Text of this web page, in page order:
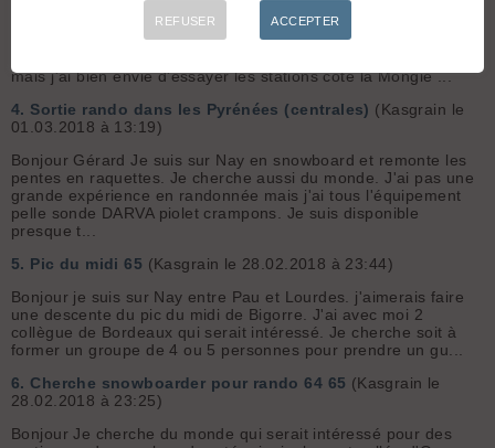
Bonjour, Je suis sur Nay, entre Pau et Nay. je sort en
snowboard porté en rando. Je débute mais j'ai des topo vallée
mais j'ai bien envie d'essayer les stations côté la Mongie ...
4. Sortie rando dans les Pyrénées (centrales) (Kasgrain le
01.03.2018 à 13:19)
Bonjour Gérard Je suis sur Nay en snowboard et remonte les
pentes en raquettes. Je cherche aussi du monde. J'ai pas une
grande expérience en randonnée mais j'ai tous l'équipement
pelle sonde DARVA piolet crampons. Je suis disponible
presque t...
5. Pic du midi 65 (Kasgrain le 28.02.2018 à 23:44)
Bonjour je suis sur Nay entre Pau et Lourdes. j'aimerais faire
une descente du pic du midi de Bigorre. J'ai avec moi 2
collègue de Bordeaux qui serait intéressé. Je cherche soit à
former un groupe de 4 ou 5 personnes pour prendre un gu...
6. Cherche snowboarder pour rando 64 65 (Kasgrain le
28.02.2018 à 23:25)
Bonjour Je cherche du monde qui serait intéressé pour des
REFUSER ACCEPTER